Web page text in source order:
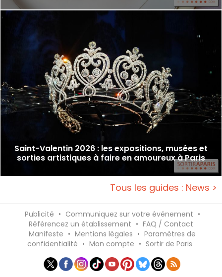
Saint-Valentin 2026 : les expositions, musées et
sorties artistiques à faire en amoureux à Paris
Tous les guides : News >
Publicité • Communiquez sur votre événement •
Référencez un établissement • FAQ / Contact
Manifeste • Mentions légales • Paramètres de
confidentialité • Mon compte • Sortir de Paris